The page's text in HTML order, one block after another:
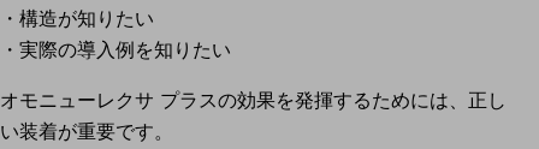
・構造が知りたい
・実際の導入例を知りたい
オモニューレクサ プラスの効果を発揮するためには、正し
い装着が重要です。